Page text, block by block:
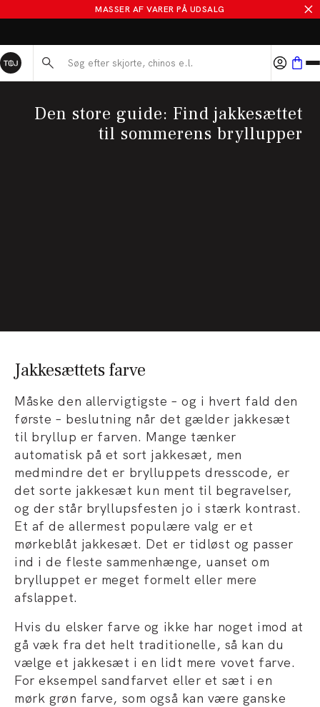
MASSER AF VARER PÅ UDSALG
Søg her...
Den store guide: Find jakkesættet
til sommerens bryllupper
Jakkesættets farve
Måske den allervigtigste – og i hvert fald den
første – beslutning når det gælder jakkesæt
til bryllup er farven. Mange tænker
automatisk på et sort jakkesæt, men
medmindre det er brylluppets dresscode, er
det sorte jakkesæt kun ment til begravelser,
og der står bryllupsfesten jo i stærk kontrast.
Et af de allermest populære valg er et
mørkeblåt jakkesæt. Det er tidløst og passer
ind i de fleste sammenhænge, uanset om
brylluppet er meget formelt eller mere
afslappet.
Hvis du elsker farve og ikke har noget imod at
gå væk fra det helt traditionelle, så kan du
vælge et jakkesæt i en lidt mere vovet farve.
For eksempel sandfarvet eller et sæt i en
mørk grøn farve, som også kan være ganske